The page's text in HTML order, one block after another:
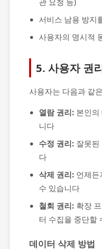
서비스 남용 방지
사용자의 명시적
5. 사용자 권
사용자는 다음과 같
열람 권리: 본인의
니다
수정 권리: 잘못된
다
삭제 권리: 언제
수 있습니다
철회 권리: 확장
터 수집을 중단할
데이터 삭제 방법